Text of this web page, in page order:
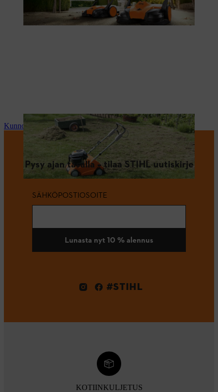
Kunnossapito ja korjaus
Pysy ajan tasalla – tilaa STIHL uutiskirje
SÄHKÖPOSTIOSOITE
Lunasta nyt 10 % alennus
#STIHL
KOTIINKULJETUS